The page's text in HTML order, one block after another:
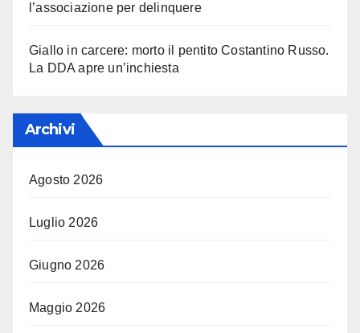
l’associazione per delinquere
Giallo in carcere: morto il pentito Costantino Russo.
La DDA apre un’inchiesta
Archivi
Agosto 2026
Luglio 2026
Giugno 2026
Maggio 2026